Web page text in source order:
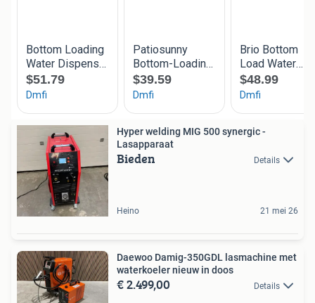
Hyper welding MIG 500 synergic -
Lasapparaat
Bieden Details
Heino 21 mei 26
Daewoo Damig-350GDL lasmachine met
waterkoeler nieuw in doos
€ 2.499,00 Details